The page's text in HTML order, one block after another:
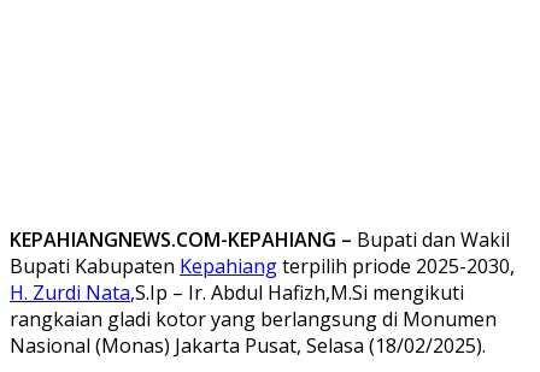
KEPAHIANGNEWS.COM-KEPAHIANG – Bupati dan Wakil
Bupati Kabupaten Kepahiangterpilih priode 2025-2030,
H. Zurdi Nata,S.Ip – Ir. Abdul Hafizh,M.Si mengikuti
rangkaian gladi kotor yang berlangsung di Monumen
Nasional (Monas) Jakarta Pusat, Selasa (18/02/2025).